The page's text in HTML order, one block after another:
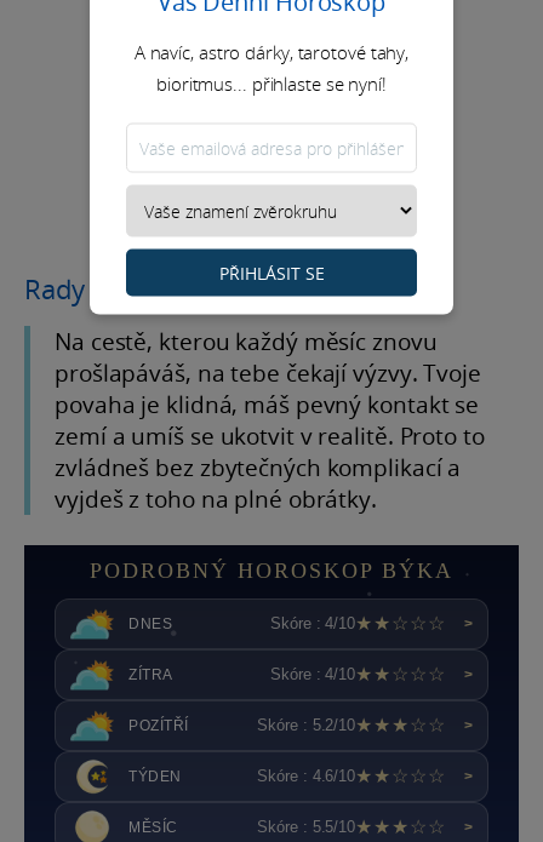
Rady na měsíc
Na cestě, kterou každý měsíc znovu
prošlapáváš, na tebe čekají výzvy. Tvoje
povaha je klidná, máš pevný kontakt se
zemí a umíš se ukotvit v realitě. Proto to
zvládneš bez zbytečných komplikací a
vyjdeš z toho na plné obrátky.
PODROBNÝ HOROSKOP BÝKA
DNES Skóre : 4/10★★☆☆☆ >
ZÍTRA Skóre : 4/10★★☆☆☆ >
POZÍTŘÍ Skóre : 5.2/10★★★☆☆ >
TÝDEN Skóre : 4.6/10★★☆☆☆ >
MĚSÍC Skóre : 5.5/10★★★☆☆ >
A navíc, astro dárky, tarotové tahy,
bioritmus... přihlaste se nyní!
PŘIHLÁSIT SE